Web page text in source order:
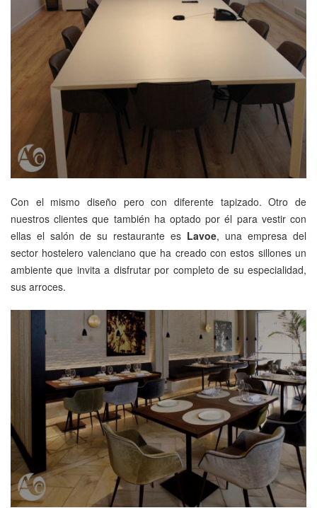
Con el mismo diseño pero con diferente tapizado. Otro de
nuestros clientes que también ha optado por él para vestir con
ellas el salón de su restaurante es Lavoe, una empresa del
sector hostelero valenciano que ha creado con estos sillones un
ambiente que invita a disfrutar por completo de su especialidad,
sus arroces.